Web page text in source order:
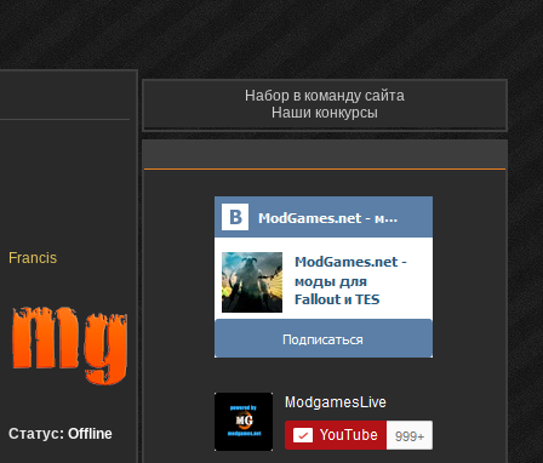
Francis
Статус: Offline
Набор в команду сайта
Наши конкурсы